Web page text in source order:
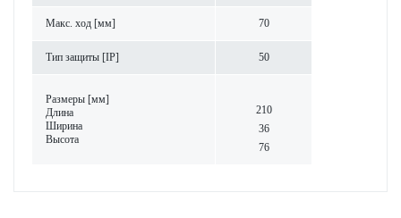
Макс. ход [мм] 70
Тип защиты [IP] 50
Размеры [мм]
Длина
Ширина
Высота
210
36
76